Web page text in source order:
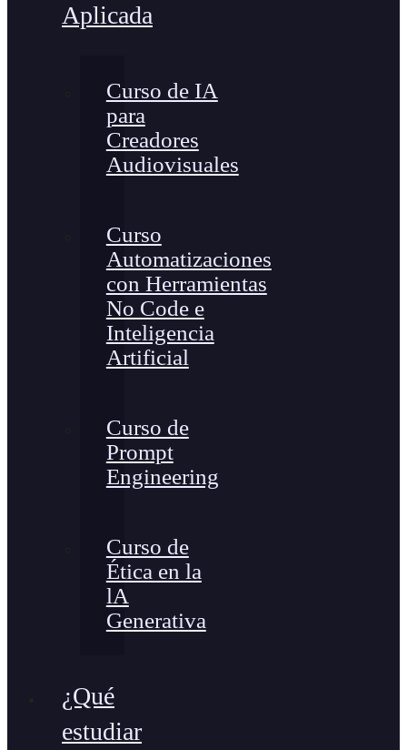
Aplicada
Curso de IA
para
Creadores
Audiovisuales
Curso
Automatizaciones
con Herramientas
No Code e
Inteligencia
Artificial
Curso de
Prompt
Engineering
Curso de
Ética en la
lA
Generativa
¿Qué
estudiar